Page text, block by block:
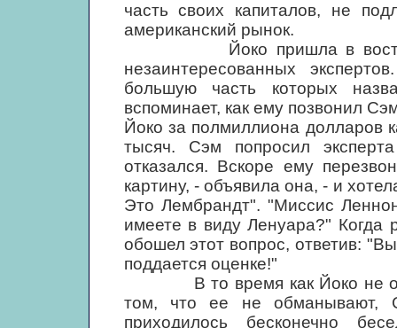
часть своих капиталов, не
американский рынок.
Йоко пришла в восторг,
незаинтересованных
большую часть которых
вспоминает, как ему позвонил
Йоко за полмиллиона долларов
тысяч. Сэм попросил
отказался. Вскоре ему
картину, - объявила она, - и
Это Лембрандт". "Миссис
имеете в виду Ленуара?" Когда
обошел этот вопрос, ответив:
поддается оценке!"
В то время как Йоко не
том, что ее не обманывают,
приходилось бесконечно